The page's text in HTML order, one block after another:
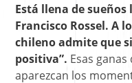
Está llena de
Francisco Rossel. A
chileno admite que
positiva”. Esas
aparezcan los